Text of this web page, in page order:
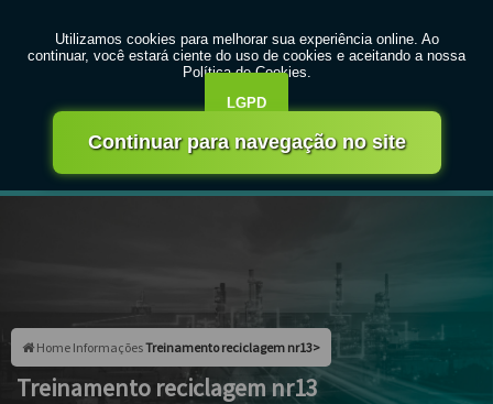
MENU
Entre em contato com um de nossos especialistas!
Home InformaçõesTreinamento reciclagem nr13>
Treinamento reciclagem nr13